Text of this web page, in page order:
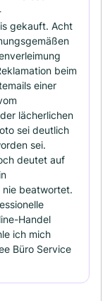
gekauft. Acht
beim
einer
lächerlichen
sei deutlich
sei.
deutet auf
beatwortet.
Handel
ich mich
Büro Service